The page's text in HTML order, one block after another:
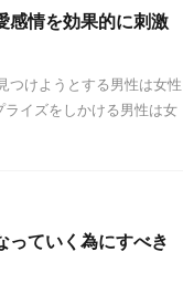
感情を効果的に刺激
つけようとする男性は女性
イズをしかける男性は女
っていく為にすべき